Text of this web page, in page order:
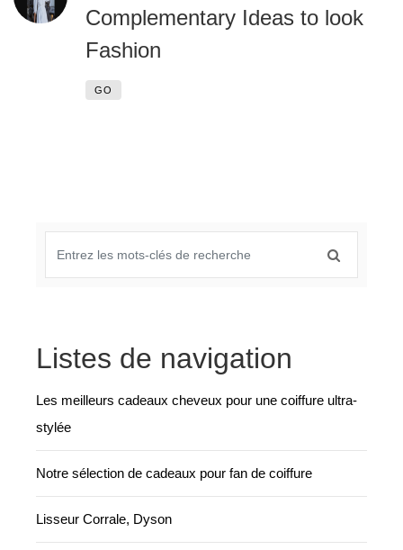
Complementary Ideas to look
Fashion
GO
Listes de navigation
Les meilleurs cadeaux cheveux pour une coiffure ultra-
stylée
Notre sélection de cadeaux pour fan de coiffure
Lisseur Corrale, Dyson